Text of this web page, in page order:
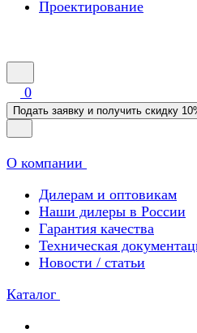
Проектирование
0
Подать заявку и получить скидку
О компании
Дилерам и оптовикам
Наши дилеры в России
Гарантия качества
Техническая
Новости / статьи
Каталог